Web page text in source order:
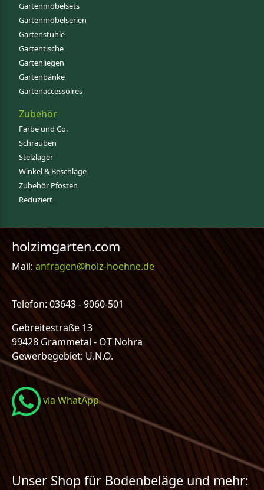
Gartenmöbelsets
Gartenmöbelserien
Gartenstühle
Gartentische
Gartenliegen
Gartenbänke
Gartenaccessoires
Zubehör
Farbe und Co.
Schrauben
Stelzlager
Winkel & Beschläge
Zubehör Pfosten
Reduziert
holzimgarten.com
Mail:anfragen@holz-hoehne.de
Telefon: 03643 - 9060-501
Gebreitestraße 13
99428 Grammetal - OT Nohra
Gewerbegebiet: U.N.O.
via WhatApp
Unser Shop für Bodenbeläge und mehr: